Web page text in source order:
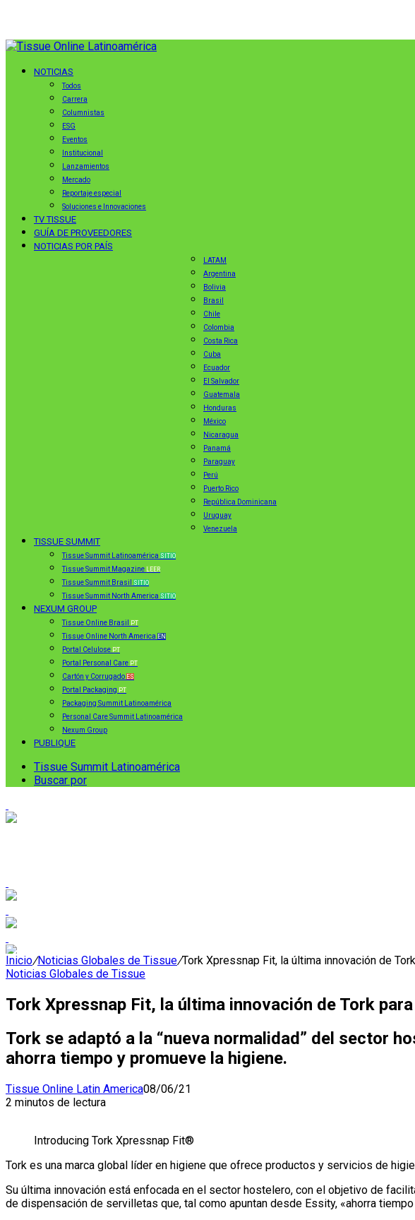
NOTICIAS
Todos
Carrera
Columnistas
ESG
Eventos
Institucional
Lanzamientos
Mercado
Reportaje especial
Soluciones e Innovaciones
TV TISSUE
GUÍA DE PROVEEDORES
NOTICIAS POR PAÍS
LATAM
Argentina
Bolivia
Brasil
Chile
Colombia
Costa Rica
Cuba
Ecuador
El Salvador
Guatemala
Honduras
México
Nicaragua
Panamá
Paraguay
Perú
Puerto Rico
República Dominicana
Uruguay
Venezuela
TISSUE SUMMIT
Tissue Summit Latinoamérica SITIO
Tissue Summit Magazine LEER
Tissue Summit Brasil SITIO
Tissue Summit North America SITIO
NEXUM GROUP
Tissue Online Brasil PT
Tissue Online North America EN
Portal Celulose PT
Portal Personal Care PT
Cartón y Corrugado ES
Portal Packaging PT
Packaging Summit Latinoamérica
Personal Care Summit Latinoamérica
Nexum Group
PUBLIQUE
Tissue Summit Latinoamérica
Buscar por
Inicio/Noticias Globales de Tissue/Tork Xpressnap Fit, la última innovación de
Noticias Globales de Tissue
Tork Xpressnap Fit, la última innovación de Tork
Tork se adaptó a la “nueva normalidad” del sector
ahorra tiempo y promueve la higiene.
Tissue Online Latin America08/06/21
2 minutos de lectura
Introducing Tork Xpressnap Fit®
Tork es una marca global líder en higiene que ofrece productos y servicios de
Su última innovación está enfocada en el sector hostelero, con el objetivo de
de dispensación de servilletas que, tal como apuntan desde Essity, «ahorra